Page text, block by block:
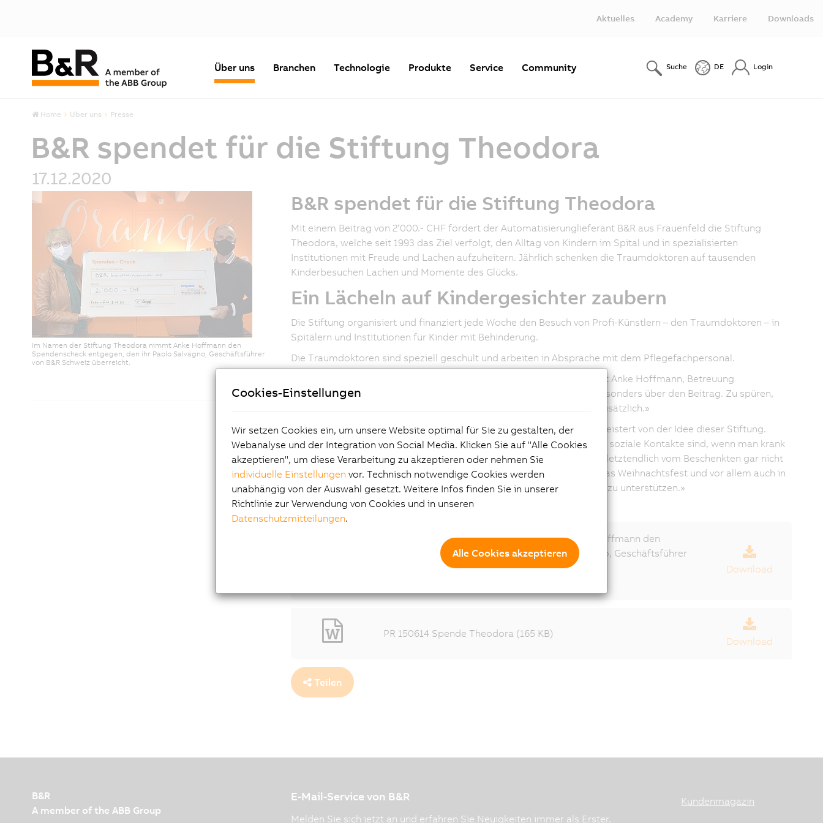
Aktuelles Academy Karriere Downloads
Über uns Branchen Technologie Produkte Service Community Suche DE Login
Home Über uns Presse
B&R spendet für die Stiftung Theodora
17.12.2020
Im Namen der Stiftung Theodora nimmt Anke Hoffmann den
Spendenscheck entgegen, den ihr Paolo Salvagno, Geschäftsführer
von B&R Schweiz überreicht.
B&R spendet für die Stiftung Theodora
Mit einem Beitrag von 2‘000.- CHF fördert der Automatisierunglieferant B&R aus Frauenfeld die Stiftung
Theodora, welche seit 1993 das Ziel verfolgt, den Alltag von Kindern im Spital und in spezialisierten
Institutionen mit Freude und Lachen aufzuheitern. Jährlich schenken die Traumdoktoren auf tausenden
Kinderbesuchen Lachen und Momente des Glücks.
Ein Lächeln auf Kindergesichter zaubern
Die Stiftung organisiert und finanziert jede Woche den Besuch von Profi-Künstlern – den Traumdoktoren – in
Spitälern und Institutionen für Kinder mit Behinderung.
Die Traumdoktoren sind speziell geschult und arbeiten in Absprache mit dem Pflegefachpersonal.
«Grade dieses Jahr sind die Spenden merklich zurück gegangen», sagt Anke Hoffmann, Betreuung
Unternehmen, Grossgönner und Stiftungen deshalb freuen wir uns besonders über den Beitrag. Zu spüren,
dass unsere Ideen in der Wirtschaft Akzeptanz finden, motiviert uns zusätzlich.»
Paolo Salvagno, Geschäftsführer von B&R Schweiz meint: «Ich bin begeistert von der Idee dieser Stiftung.
Grade in der heutigen Zeit wird uns mehr denn je bewusst wie wichtig soziale Kontakte sind, wenn man krank
ist. In der Adventszeit werden oft Geschenke an Kunden gemacht, die letztendlich vom Beschenkten gar nicht
gebraucht werden. Wir erachten es als viel sinnvoller im Hinblick auf das Weihnachtsfest und vor allem auch in
der jetzigen schwierigen Zeit, Institutionen wie die Stiftung Theodora zu unterstützen.»
Mehr Informationen zur Stiftung Theodora unter:
Im Namen der Stiftung Theodora nimmt Anke Hoffmann den
Spendenscheck entgegen, den ihr Paolo Salvagno, Geschäftsführer
von B&R Schweiz überreicht.
Download
PR 150614 Spende Theodora (165 KB)
Download
Teilen
B&R
A member of the ABB Group
E-Mail-Service von B&R
Melden Sie sich jetzt an und erfahren Sie Neuigkeiten immer als Erster.
Kundenmagazin
Cookies-Einstellungen
Wir setzen Cookies ein, um unsere Website optimal für Sie zu gestalten, der
Webanalyse und der Integration von Social Media. Klicken Sie auf "Alle Cookies
akzeptieren", um diese Verarbeitung zu akzeptieren oder nehmen Sie
individuelle Einstellungen vor. Technisch notwendige Cookies werden
unabhängig von der Auswahl gesetzt. Weitere Infos finden Sie in unserer
Richtlinie zur Verwendung von Cookies und in unseren
Datenschutzmitteilungen.
Alle Cookies akzeptieren